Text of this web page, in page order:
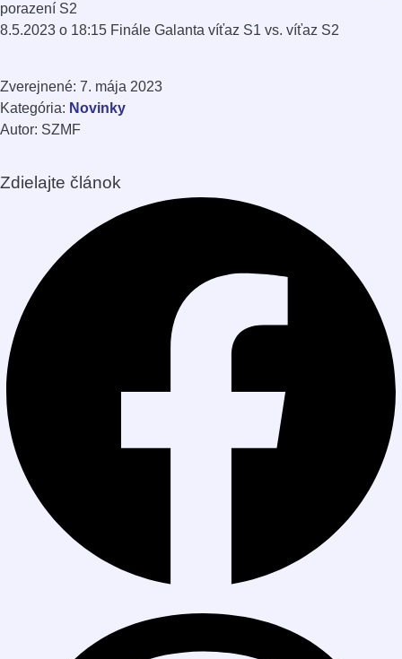
porazení S2
8.5.2023 o 18:15 Finále Galanta víťaz S1 vs. víťaz S2
Zverejnené: 7. mája 2023
Kategória: Novinky
Autor: SZMF
Zdielajte článok